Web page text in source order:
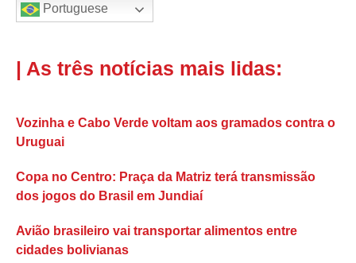
Portuguese
| As três notícias mais lidas:
Vozinha e Cabo Verde voltam aos gramados contra o
Uruguai
Copa no Centro: Praça da Matriz terá transmissão
dos jogos do Brasil em Jundiaí
Avião brasileiro vai transportar alimentos entre
cidades bolivianas